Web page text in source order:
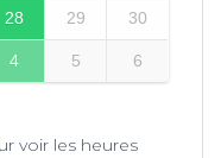
28 29 30
4 5 6
voir les heures